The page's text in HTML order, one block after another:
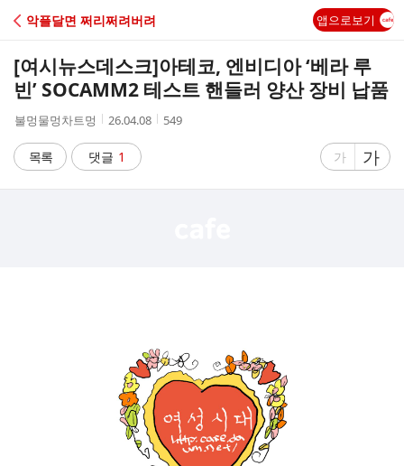
C
A
악플달면 쩌리쩌려버려 앱으로보기
[여시뉴스데스크]아테코, 엔비디아 ‘베라 루
빈’ SOCAMM2 테스트 핸들러 양산 장비 납품
작
자
불멍물멍차트멍
작
시
간
26.04.08
조
549
목록 댓글 1
글
가
글
자
가